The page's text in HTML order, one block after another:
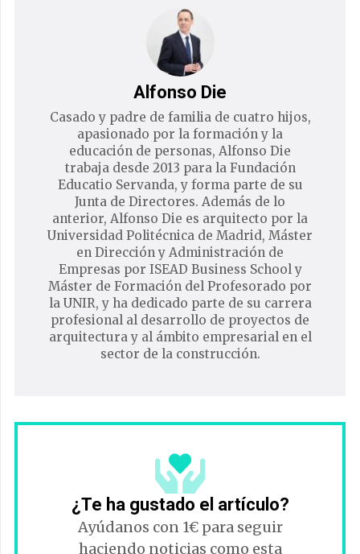
Alfonso Die
Casado y padre de familia de cuatro hijos,
apasionado por la formación y la
educación de personas, Alfonso Die
trabaja desde 2013 para la Fundación
Educatio Servanda, y forma parte de su
Junta de Directores. Además de lo
anterior, Alfonso Die es arquitecto por la
Universidad Politécnica de Madrid, Máster
en Dirección y Administración de
Empresas por ISEAD Business School y
Máster de Formación del Profesorado por
la UNIR, y ha dedicado parte de su carrera
profesional al desarrollo de proyectos de
arquitectura y al ámbito empresarial en el
sector de la construcción.
¿Te ha gustado el artículo?
Ayúdanos con 1€ para seguir
haciendo noticias como esta